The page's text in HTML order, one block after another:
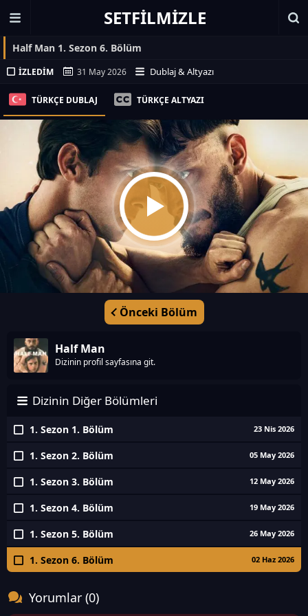
SETFILMIZLE
Half Man 1. Sezon 6. Bölüm
İZLEDIM 31 May 2026 Dublaj & Altyazı
TÜRKÇE DUBLAJ TÜRKÇE ALTYAZI
Önceki Bölüm
Half Man
Dizinin profil sayfasına git.
Dizinin Diğer Bölümleri
1. Sezon 1. Bölüm 23 Nis 2026
1. Sezon 2. Bölüm 05 May 2026
1. Sezon 3. Bölüm 12 May 2026
1. Sezon 4. Bölüm 19 May 2026
1. Sezon 5. Bölüm 26 May 2026
1. Sezon 6. Bölüm 02 Haz 2026
Yorumlar (0)